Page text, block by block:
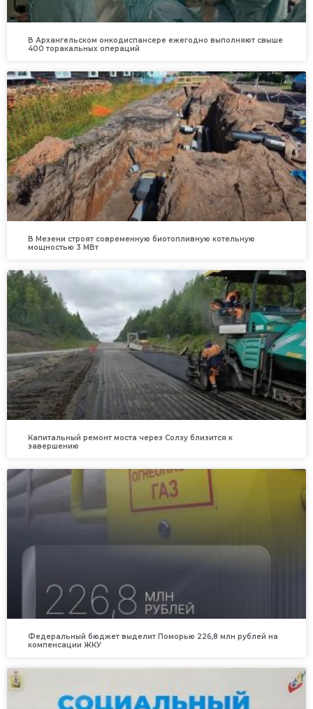
В Архангельском онкодиспансере ежегодно выполняют свыше
400 торакальных операций
В Мезени строят современную биотопливную котельную
мощностью 3 МВт
Капитальный ремонт моста через Солзу близится к
завершению
Федеральный бюджет выделит Поморью 226,8 млн рублей на
компенсации ЖКУ